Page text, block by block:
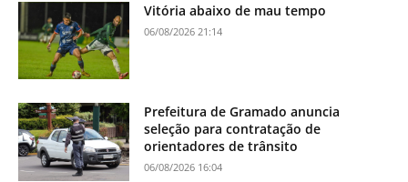
Vitória abaixo de mau tempo
06/08/2026 21:14
Prefeitura de Gramado anuncia
seleção para contratação de
orientadores de trânsito
06/08/2026 16:04